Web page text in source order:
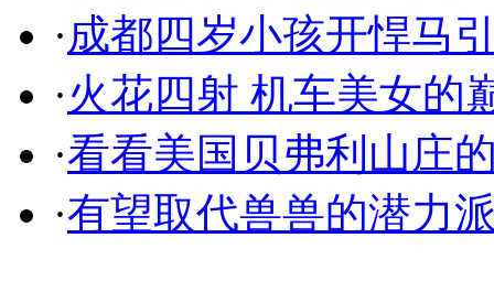
·成都四岁小孩开悍马
·火花四射 机车美女的
·看看美国贝弗利山庄
·有望取代兽兽的潜力